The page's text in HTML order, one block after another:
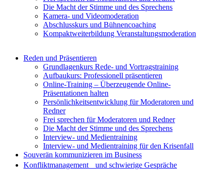
Die Macht der Stimme und des Sprechens
Kamera- und Videomoderation
Abschlusskurs und Bühnencoaching
Kompaktweiterbildung Veranstaltungsmoderation
Reden und Präsentieren
Grundlagenkurs Rede- und Vortragstraining
Aufbaukurs: Professionell präsentieren
Online-Training – Überzeugende Online-
Präsentationen halten
Persönlichkeitsentwicklung für Moderatoren und
Redner
Frei sprechen für Moderatoren und Redner
Die Macht der Stimme und des Sprechens
Interview- und Medientraining
Interview- und Medientraining für den Krisenfall
Souverän kommunizieren im Business
Konfliktmanagement und schwierige Gespräche